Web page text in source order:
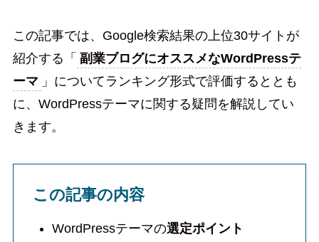
この記事では、Google検索結果の上位30サイトが
紹介する「 副業ブログにオススメなWordPressテ
ーマ 」についてランキング形式で評価するととも
に、WordPressテーマに関する疑問を解説してい
きます。
この記事の内容
WordPressテーマの選定ポイント